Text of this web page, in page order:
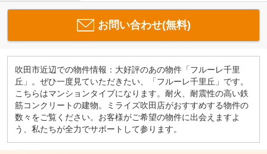
お問い合わせ(無料)
吹田市近辺での物件情報：大好評のあの物件「フルーレ千里
丘」。ぜひ一度見ていただきたい、「フルーレ千里丘」です。
こちらはマンションタイプになります。耐火、耐震性の高い鉄
筋コンクリートの建物。ミライズ吹田店がおすすめする物件の
数々をご覧ください。お客様がご希望の物件に出会えますよ
う、私たちが全力でサポートして参ります。